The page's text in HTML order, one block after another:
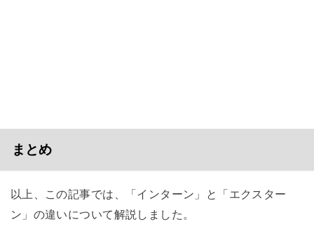
まとめ
以上、この記事では、「インターン」と「エクスター
ン」の違いについて解説しました。